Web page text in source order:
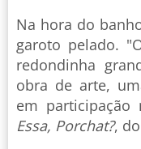
Na hora do
garoto pelado.
redondinha
obra de arte,
em participação
Essa, Porchat?,